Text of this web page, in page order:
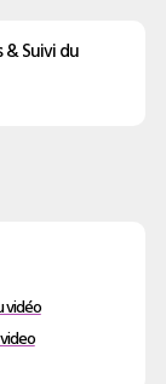
& Suivi du
vidéo